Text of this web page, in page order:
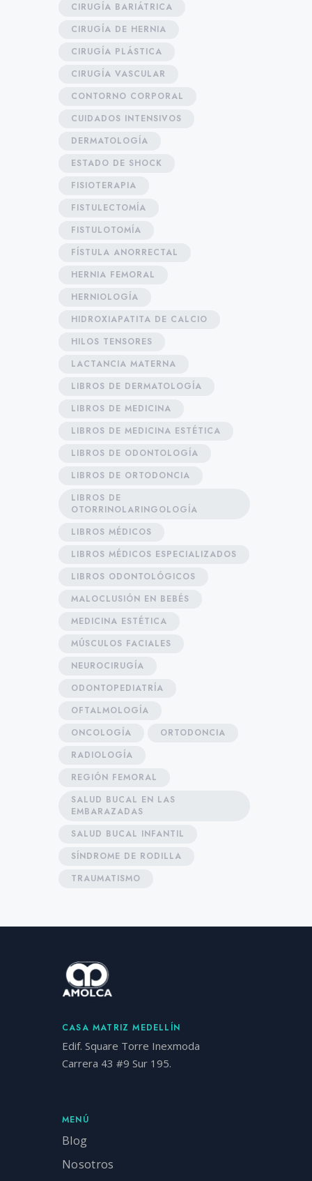
CIRUGÍA BARIÁTRICA
CIRUGÍA DE HERNIA
CIRUGÍA PLÁSTICA
CIRUGÍA VASCULAR
CONTORNO CORPORAL
CUIDADOS INTENSIVOS
DERMATOLOGÍA
ESTADO DE SHOCK
FISIOTERAPIA
FISTULECTOMÍA
FISTULOTOMÍA
FÍSTULA ANORRECTAL
HERNIA FEMORAL
HERNIOLOGÍA
HIDROXIAPATITA DE CALCIO
HILOS TENSORES
LACTANCIA MATERNA
LIBROS DE DERMATOLOGÍA
LIBROS DE MEDICINA
LIBROS DE MEDICINA ESTÉTICA
LIBROS DE ODONTOLOGÍA
LIBROS DE ORTODONCIA
LIBROS DE
OTORRINOLARINGOLOGÍA
LIBROS MÉDICOS
LIBROS MÉDICOS ESPECIALIZADOS
LIBROS ODONTOLÓGICOS
MALOCLUSIÓN EN BEBÉS
MEDICINA ESTÉTICA
MÚSCULOS FACIALES
NEUROCIRUGÍA
ODONTOPEDIATRÍA
OFTALMOLOGÍA
ONCOLOGÍA
ORTODONCIA
RADIOLOGÍA
REGIÓN FEMORAL
SALUD BUCAL EN LAS
EMBARAZADAS
SALUD BUCAL INFANTIL
SÍNDROME DE RODILLA
TRAUMATISMO
CASA MATRIZ MEDELLÍN
Edif. Square Torre Inexmoda
Carrera 43 #9 Sur 195.
MENÚ
Blog
Nosotros